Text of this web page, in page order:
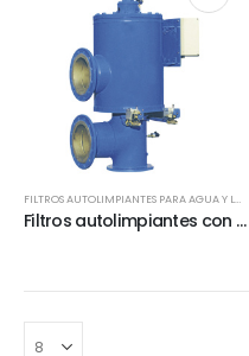
FILTROS AUTOLIMPIANTES PARA AGUA Y LUBRICANTES R5-8
Filtros autolimpiantes con tecnología AKO-FILTER